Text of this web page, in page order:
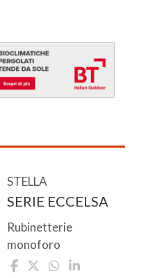
STELLA
SERIE ECCELSA
Rubinetterie
monoforo